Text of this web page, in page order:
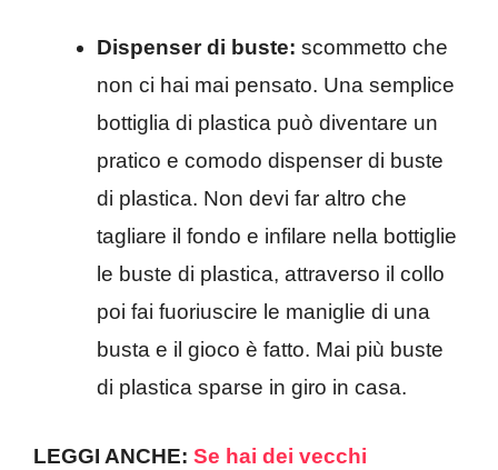
Dispenser di buste: scommetto che
non ci hai mai pensato. Una semplice
bottiglia di plastica può diventare un
pratico e comodo dispenser di buste
di plastica. Non devi far altro che
tagliare il fondo e infilare nella bottiglie
le buste di plastica, attraverso il collo
poi fai fuoriuscire le maniglie di una
busta e il gioco è fatto. Mai più buste
di plastica sparse in giro in casa.
LEGGI ANCHE: Se hai dei vecchi